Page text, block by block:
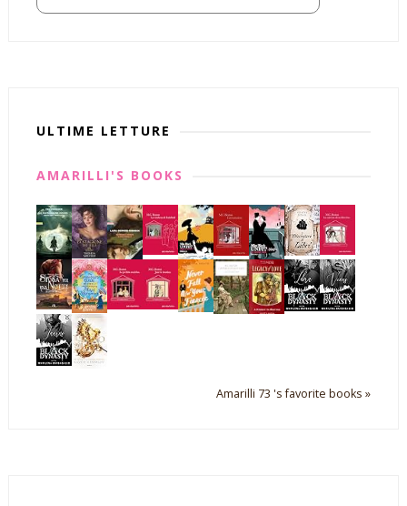
ULTIME LETTURE
AMARILLI'S BOOKS
Amarilli 73 's favorite books »